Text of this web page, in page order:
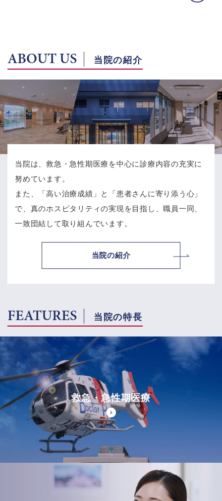
ABOUT US 当院の紹介
当院は、救急・急性期医療を中心に診療内容の充実に
努めています。
また、「高い治療成績」と「患者さんに寄り添う心」
で、 真のホスピタリティの実現を目指し、職員一同、
一致団結して取り組んでいます。
当院の紹介
FEATURES 当院の特長
救急・急性期医療